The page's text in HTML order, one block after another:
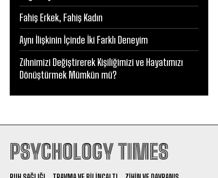
Fahiş Erkek, Fahiş Kadın
Aynı İlişkinin İçinde İki Farklı Deneyim
Zihnimizi Değiştirerek Kişiliğimizi ve Hayatımızı
Dönüştürmek Mümkün mü?
PSYCHOLOGY TIMES